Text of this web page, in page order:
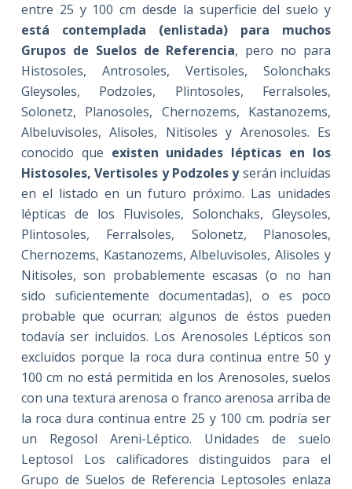
entre 25 y 100 cm desde la superficie del suelo y
está contemplada (enlistada) para muchos
Grupos de Suelos de Referencia, pero no para
Histosoles, Antrosoles, Vertisoles, Solonchaks
Gleysoles, Podzoles, Plintosoles, Ferralsoles,
Solonetz, Planosoles, Chernozems, Kastanozems,
Albeluvisoles, Alisoles, Nitisoles y Arenosoles. Es
conocido que existen unidades lépticas en los
Histosoles, Vertisoles y Podzoles yserán incluidas
en el listado en un futuro próximo. Las unidades
lépticas de los Fluvisoles, Solonchaks, Gleysoles,
Plintosoles, Ferralsoles, Solonetz, Planosoles,
Chernozems, Kastanozems, Albeluvisoles, Alisoles y
Nitisoles, son probablemente escasas (o no han
sido suficientemente documentadas), o es poco
probable que ocurran; algunos de éstos pueden
todavía ser incluidos. Los Arenosoles Lépticos son
excluidos porque la roca dura continua entre 50 y
100 cm no está permitida en los Arenosoles, suelos
con una textura arenosa o franco arenosa arriba de
la roca dura continua entre 25 y 100 cm. podría ser
un Regosol Areni-Léptico. Unidades de suelo
Leptosol Los calificadores distinguidos para el
Grupo de Suelos de Referencia Leptosoles enlaza